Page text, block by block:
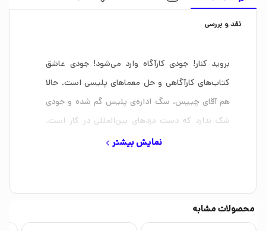
نقد و بررسی
بروید کنار! جودی کارآگاه وارد می‌شود! جودی عاشق
کتاب‌های کارآگاهی و حل معماهای پلیسی است. حالا
هم آقای چیپس، سگ اداره‌ی پلیس گم شده و جودی
شک ندارد که دست دزدهای بین‌المللی در کار است.
جودی تصمیم می‌گیرد با دوست‎هایش یک گروه کارآگاهینمایش بیشتر
محصولات مشابه